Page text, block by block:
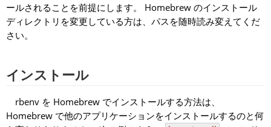
ールされることを前提にします。 Homebrew のインストール
ディレクトリを変更している方は、パスを随時読み変えてくだ
さい。
インストール
rbenv を Homebrew でインストールする方法は、
Homebrew で他のアプリケーションをインストールするのと何